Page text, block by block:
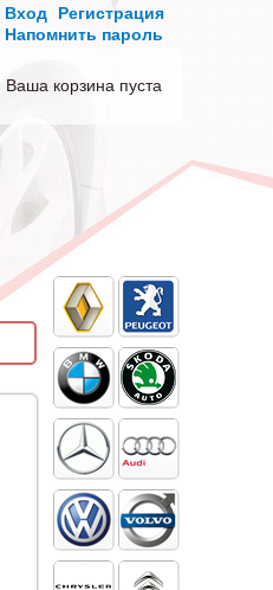
Вход
Регистрация
Напомнить пароль
Ваша корзина пуста